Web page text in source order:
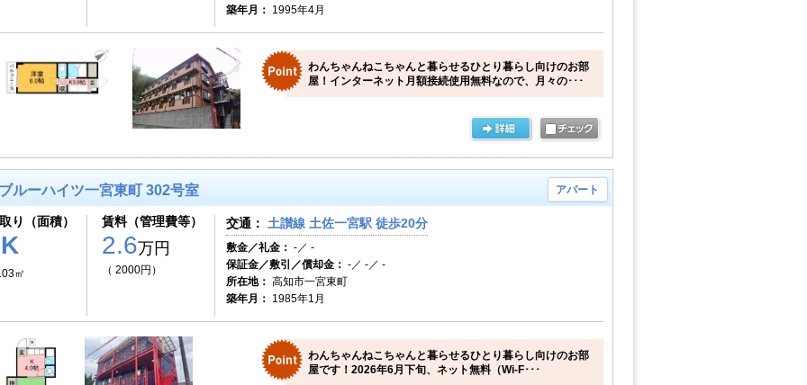
築年月： 1995年4月
わんちゃんねこちゃんと暮らせるひとり暮らし向けのお部
屋！インターネット月額接続使用無料なので、月々の･･･
ルーハイツ一宮東町 302号室 アパート
り（面積）
㎡
賃料（管理費等）
2.6万円
（ 2000円）
交通： 土讃線 土佐一宮駅 徒歩20分
敷金／礼金： -／ -
保証金／敷引／償却金： -／ -／ -
所在地： 高知市一宮東町
築年月： 1985年1月
わんちゃんねこちゃんと暮らせるひとり暮らし向けのお部
屋です！2026年6月下旬、ネット無料（Wi-F･･･